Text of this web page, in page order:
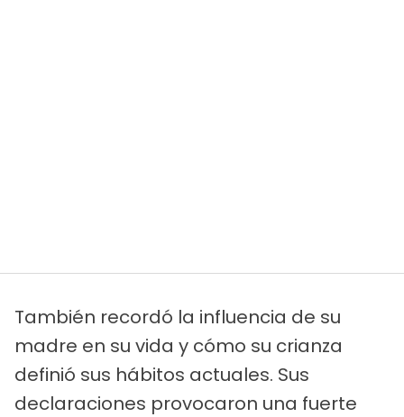
También recordó la influencia de su
madre en su vida y cómo su crianza
definió sus hábitos actuales. Sus
declaraciones provocaron una fuerte